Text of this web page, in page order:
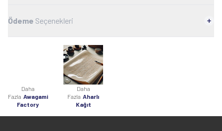
Ödeme Seçenekleri
Daha
Fazla Awagami
Factory
Daha
Fazla Aharlı
Kağıt